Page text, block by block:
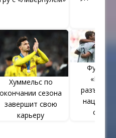
Хуммельс по
окончании сезона
завершит свою
карьеру